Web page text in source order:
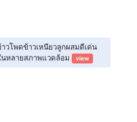
วโพดข้าวเหนียวลูกผสมดีเด่น
นหลายสภาพแวดล้อม
view